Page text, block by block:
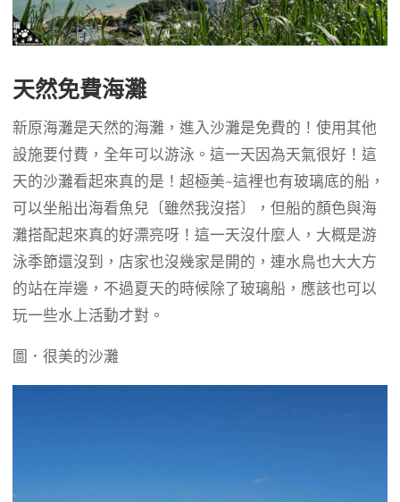
天然免費海灘
新原海灘是天然的海灘，進入沙灘是免費的！使用其他
設施要付費，全年可以游泳。這一天因為天氣很好！這
天的沙灘看起來真的是！超極美~這裡也有玻璃底的船，
可以坐船出海看魚兒〔雖然我沒搭〕，但船的顏色與海
灘搭配起來真的好漂亮呀！這一天沒什麼人，大概是游
泳季節還沒到，店家也沒幾家是開的，連水鳥也大大方
的站在岸邊，不過夏天的時候除了玻璃船，應該也可以
玩一些水上活動才對。
圖．很美的沙灘